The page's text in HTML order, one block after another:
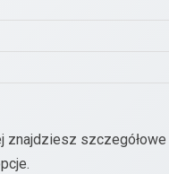
znajdziesz szczegółowe